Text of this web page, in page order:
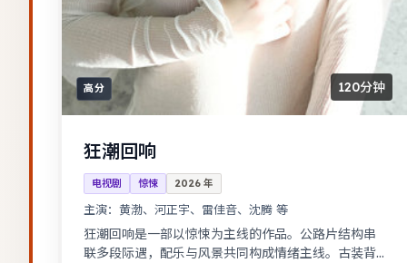
高分 120分钟
狂潮回响
电视剧 惊悚 2026 年
主演： 黄渤、河正宇、雷佳音、沈腾 等
狂潮回响是一部以惊悚为主线的作品。公路片结构串
联多段际遇，配乐与风景共同构成情绪主线。古装背